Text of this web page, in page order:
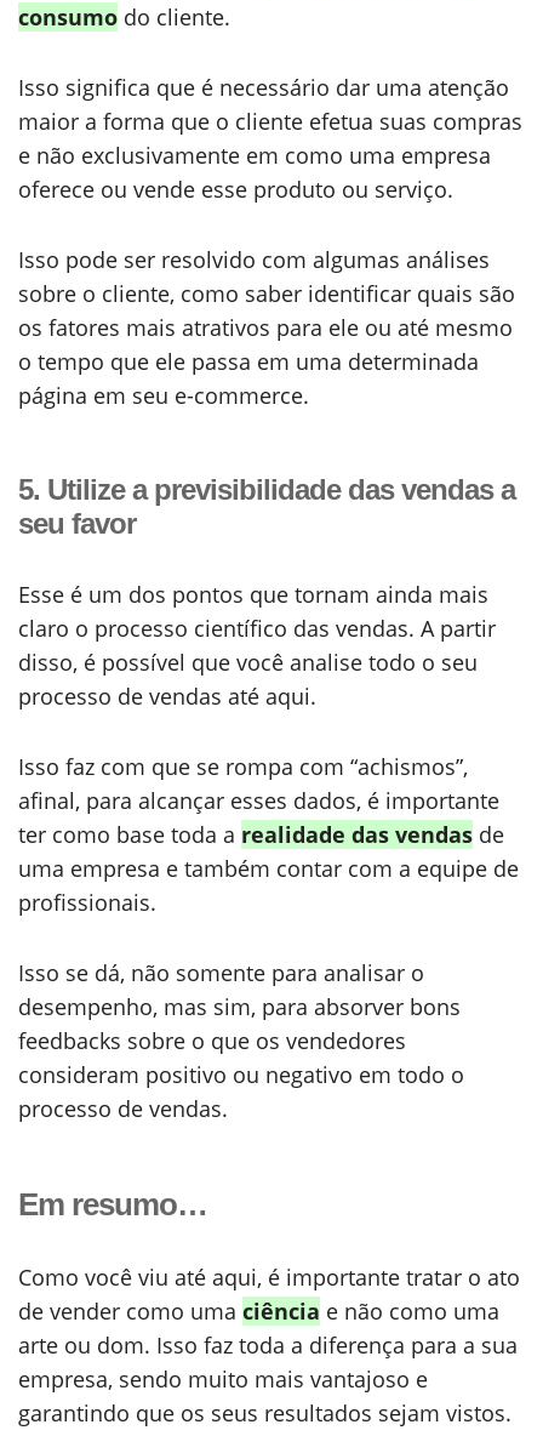
consumo do cliente.
Isso significa que é necessário dar uma atenção
maior a forma que o cliente efetua suas compras
e não exclusivamente em como uma empresa
oferece ou vende esse produto ou serviço.
Isso pode ser resolvido com algumas análises
sobre o cliente, como saber identificar quais são
os fatores mais atrativos para ele ou até mesmo
o tempo que ele passa em uma determinada
página em seu e-commerce.
5. Utilize a previsibilidade das vendas a
seu favor
Esse é um dos pontos que tornam ainda mais
claro o processo científico das vendas. A partir
disso, é possível que você analise todo o seu
processo de vendas até aqui.
Isso faz com que se rompa com “achismos”,
afinal, para alcançar esses dados, é importante
ter como base toda a realidade das vendas de
uma empresa e também contar com a equipe de
profissionais.
Isso se dá, não somente para analisar o
desempenho, mas sim, para absorver bons
feedbacks sobre o que os vendedores
consideram positivo ou negativo em todo o
processo de vendas.
Em resumo…
Como você viu até aqui, é importante tratar o ato
de vender como uma ciência e não como uma
arte ou dom. Isso faz toda a diferença para a sua
empresa, sendo muito mais vantajoso e
garantindo que os seus resultados sejam vistos.